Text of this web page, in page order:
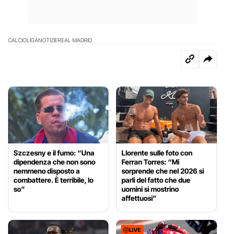
CALCIOLIGANOTIZIEREAL MADRID
Szczesny e il fumo: “Una
dipendenza che non sono
nemmeno disposto a
combattere. È terribile, lo
so”
Llorente sulle foto con
Ferran Torres: “Mi
sorprende che nel 2026 si
parli del fatto che due
uomini si mostrino
affettuosi”
LIVE